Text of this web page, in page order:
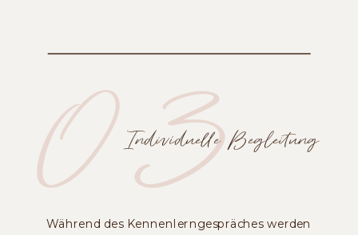
Während des Kennenlerngespräches werden
Individuelle Begleitung
03